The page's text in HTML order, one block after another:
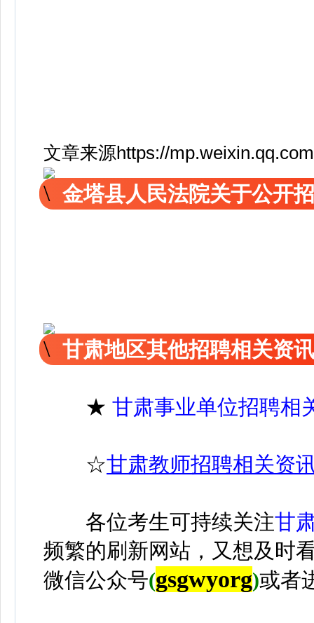
文章来源https://
金塔县人民法院关于公开
甘肃地区其他招聘相关资
★ 甘肃事业单位招聘相
☆甘肃教师招聘相关资
各位考生可持续关注甘
频繁的刷新网站，又想及时
微信公众号(gsgwyorg)或者